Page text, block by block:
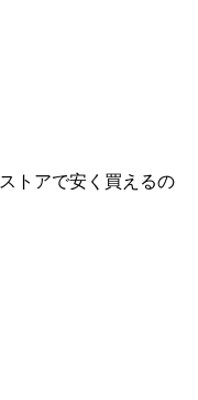
トアで安く買えるの